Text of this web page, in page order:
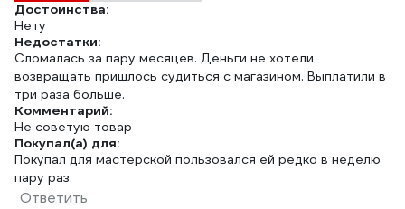
Достоинства:
Нету
Недостатки:
Сломалась за пару месяцев. Деньги не хотели
возвращать пришлось судиться с магазином. Выплатили в
три раза больше.
Комментарий:
Не советую товар
Покупал(а) для:
Покупал для мастерской пользовался ей редко в неделю
пару раз.
Ответить